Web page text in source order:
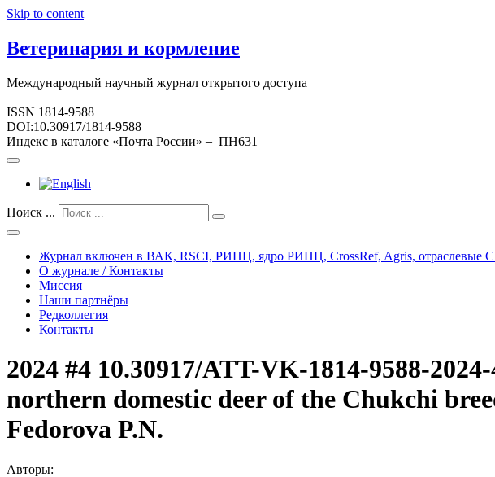
Skip to content
Ветеринария и кормление
Международный научный журнал открытого доступа
ISSN 1814-9588
DOI:10.30917/1814-9588
Индекс в каталоге «Почта России» – ПН631
Поиск ...
Журнал включен в ВАК, RSCI, РИНЦ, ядро РИНЦ, CrossRef, Agris, отраслевые
О журнале / Контакты
Миссия
Наши партнёры
Редколлегия
Контакты
2024 #4 10.30917/ATT-VK-1814-9588-
northern domestic deer of the Chukchi
Fedorova P.N.
Авторы: